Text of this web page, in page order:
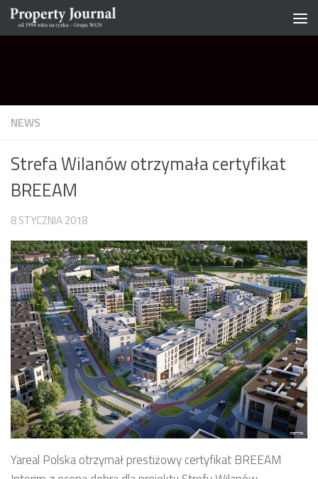
Skip to content
NEWS
Strefa Wilanów otrzymała certyfikat
BREEAM
8 STYCZNIA 2018
Yareal Polska otrzymał prestiżowy certyfikat BREEAM